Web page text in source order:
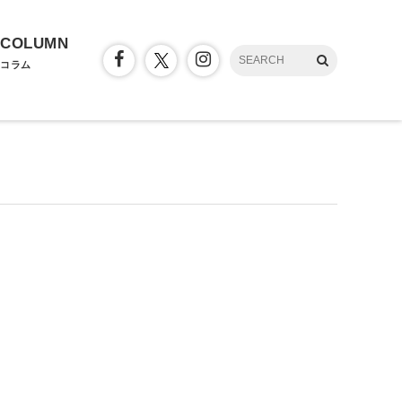
COLUMN
コラム